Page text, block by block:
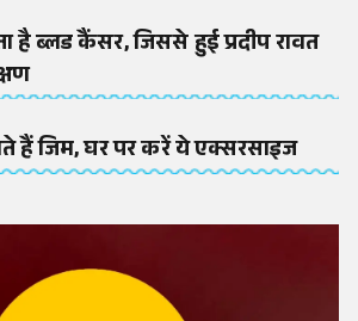
है ब्लड कैंसर, जिससे हुई प्रदीप रावत
हैं जिम, घर पर करें ये एक्सरसाइज